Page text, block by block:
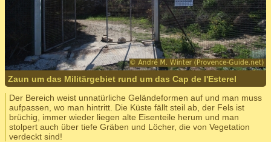
Zaun um das Militärgebiet rund um das Cap de l'Esterel
Der Bereich weist unnatürliche Geländeformen auf und man muss
aufpassen, wo man hintritt. Die Küste fällt steil ab, der Fels ist
brüchig, immer wieder liegen alte Eisenteile herum und man
stolpert auch über tiefe Gräben und Löcher, die von Vegetation
verdeckt sind!